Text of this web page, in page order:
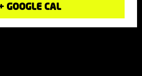
GOOGLE CAL